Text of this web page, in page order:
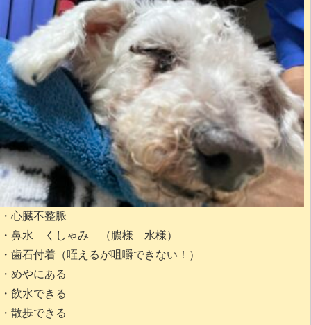
・心臓不整脈
・鼻水 くしゃみ （膿様 水様）
・歯石付着（咥えるが咀嚼できない！）
・めやにある
・飲水できる
・散歩できる